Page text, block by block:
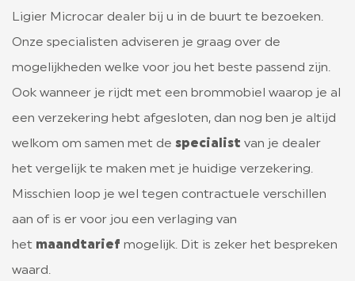
Ligier Microcar dealer bij u in de buurt te bezoeken.
Onze specialisten adviseren je graag over de
mogelijkheden welke voor jou het beste passend zijn.
Ook wanneer je rijdt met een brommobiel waarop je al
een verzekering hebt afgesloten, dan nog ben je altijd
welkom om samen met de specialist van je dealer
het vergelijk te maken met je huidige verzekering.
Misschien loop je wel tegen contractuele verschillen
aan of is er voor jou een verlaging van
het maandtarief mogelijk. Dit is zeker het bespreken
waard.